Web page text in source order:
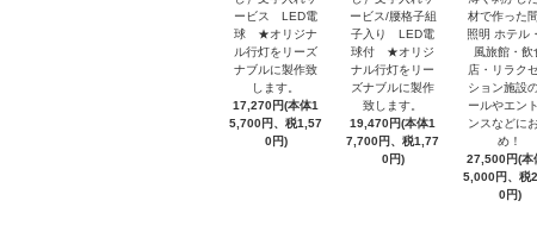
ービス LED電
球 ★オリジナ
ル行灯をリーズ
ナブルに製作致
します。
17,270円(本体1
5,700円、税1,57
0円)
ービス/腰格子組
子入り LED電
球付 ★オリジ
ナル行灯をリー
ズナブルに製作
致します。
19,470円(本体1
7,700円、税1,77
0円)
材で作った
照明 ホテル
風旅館・飲
店・リラク
ション施設
ールやエン
ンスなどに
め！
27,500円(本
5,000円、税
0円)